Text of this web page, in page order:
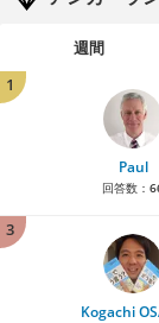
週間
1
Paul
回答数：
3
Kogachi